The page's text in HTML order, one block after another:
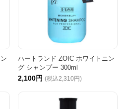
ハートランド ZOIC ホワイトニン
グ シャンプー 300ml
2,100円 (税込2,310円)